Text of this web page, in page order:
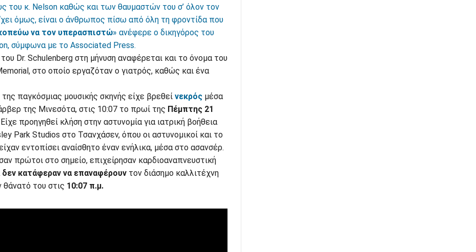
του κ. Nelson καθώς και των θαυμαστών του σ’ όλον τον
όμως, είναι ο άνθρωπος πίσω από όλη τη φροντίδα που
να τον υπερασπιστώ» ανέφερε ο δικηγόρος του
σύμφωνα με το Associated Press.
Dr. Schulenberg στη μήνυση αναφέρεται και το όνομα του
στο οποίο εργαζόταν ο γιατρός, καθώς και ένα
παγκόσμιας μουσικής σκηνής είχε βρεθεί νεκρός μέσα
της Μινεσότα, στις 10:07 το πρωί της Πέμπτης 21
προηγηθεί κλήση στην αστυνομία για ιατρική βοήθεια
Park Studios στο Τσανχάσεν, όπου οι αστυνομικοί και το
εντοπίσει αναίσθητο έναν ενήλικα, μέσα στο ασανσέρ.
πρώτοι στο σημείο, επιχείρησαν καρδιοαναπνευστική
δεν κατάφεραν να επαναφέρουντον διάσημο καλλιτέχνη
θάνατό του στις 10:07 π.μ.